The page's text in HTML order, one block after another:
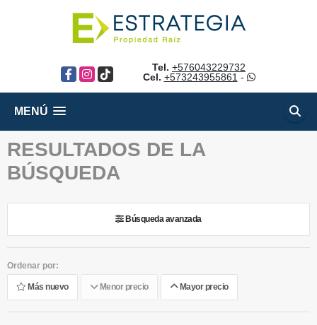
Facebook
Instagram
TikTok
Tel. +576043229732
Cel. +573243955861 -
MENÚ
RESULTADOS DE LA
BÚSQUEDA
Búsqueda avanzada
Ordenar por:
Más nuevo Menor precio Mayor precio